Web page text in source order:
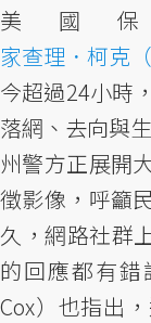
美國
家查理．柯克
今超過24小時
落網、去向與
州警方正展開
徵影像，呼籲
久，網路社群
的回應都有錯
Cox）也指出